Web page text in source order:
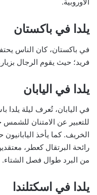
يلدا في باكستان
في باكستان، كان الناس
فريد؛ حيث يقوم الرجال
يلدا في اليابان
في اليابان، تُعرف ليلة
للتعبير عن الامتنان
الخريف. كما يأخذ
رائحة البرتقال كعطر،
من البرد طوال فصل الشتاء.
يلدا في اسكتلندا